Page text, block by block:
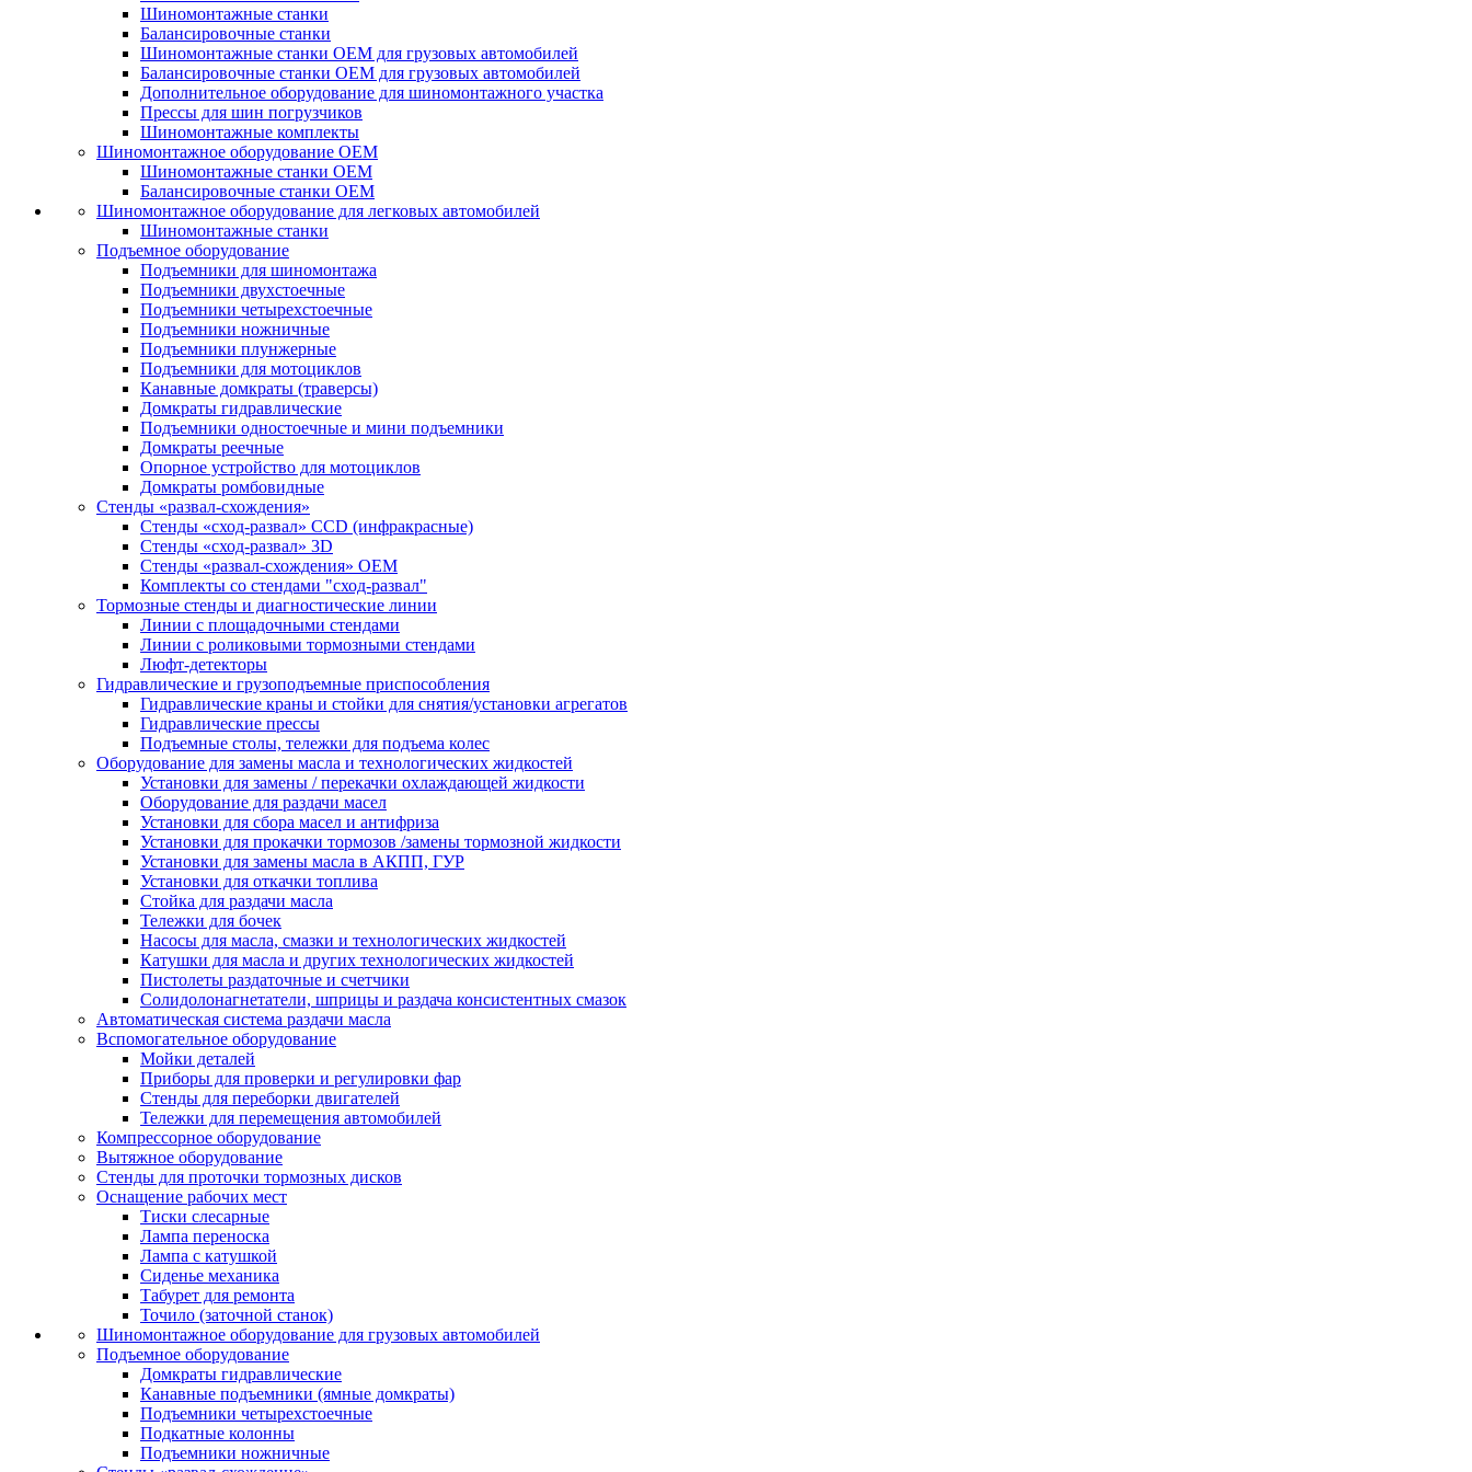
Шиномонтажные станки
Балансировочные станки
Шиномонтажные станки ОЕМ для грузовых автомобилей
Балансировочные станки ОЕМ для грузовых автомобилей
Дополнительное оборудование для шиномонтажного участка
Прессы для шин погрузчиков
Шиномонтажные комплекты
Шиномонтажное оборудование ОЕМ
Шиномонтажные станки ОЕМ
Балансировочные станки ОЕМ
Шиномонтажное оборудование для легковых автомобилей
Шиномонтажные станки
Подъемное оборудование
Подъемники для шиномонтажа
Подъемники двухстоечные
Подъемники четырехстоечные
Подъемники ножничные
Подъемники плунжерные
Подъемники для мотоциклов
Канавные домкраты (траверсы)
Домкраты гидравлические
Подъемники одностоечные и мини подъемники
Домкраты реечные
Опорное устройство для мотоциклов
Домкраты ромбовидные
Стенды «развал-схождения»
Стенды «сход-развал» CCD (инфракрасные)
Стенды «сход-развал» 3D
Стенды «развал-схождения» ОЕМ
Комплекты со стендами "сход-развал"
Тормозные стенды и диагностические линии
Линии с площадочными стендами
Линии с роликовыми тормозными стендами
Люфт-детекторы
Гидравлические и грузоподъемные приспособления
Гидравлические краны и стойки для снятия/установки агрегатов
Гидравлические прессы
Подъемные столы, тележки для подъема колес
Оборудование для замены масла и технологических жидкостей
Установки для замены / перекачки охлаждающей жидкости
Оборудование для раздачи масел
Установки для сбора масел и антифриза
Установки для прокачки тормозов /замены тормозной жидкости
Установки для замены масла в АКПП, ГУР
Установки для откачки топлива
Стойка для раздачи масла
Тележки для бочек
Насосы для масла, смазки и технологических жидкостей
Катушки для масла и других технологических жидкостей
Пистолеты раздаточные и счетчики
Солидолонагнетатели, шприцы и раздача консистентных смазок
Автоматическая система раздачи масла
Вспомогательное оборудование
Мойки деталей
Приборы для проверки и регулировки фар
Стенды для переборки двигателей
Тележки для перемещения автомобилей
Компрессорное оборудование
Вытяжное оборудование
Стенды для проточки тормозных дисков
Оснащение рабочих мест
Тиски слесарные
Лампа переноска
Лампа с катушкой
Сиденье механика
Табурет для ремонта
Точило (заточной станок)
Шиномонтажное оборудование для грузовых автомобилей
Подъемное оборудование
Домкраты гидравлические
Канавные подъемники (ямные домкраты)
Подъемники четырехстоечные
Подкатные колонны
Подъемники ножничные